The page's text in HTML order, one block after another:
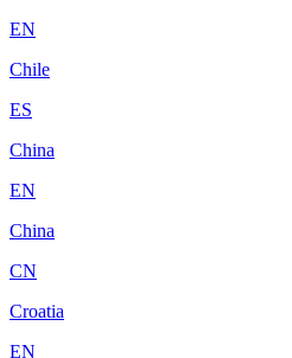
EN
Chile
ES
China
EN
China
CN
Croatia
EN